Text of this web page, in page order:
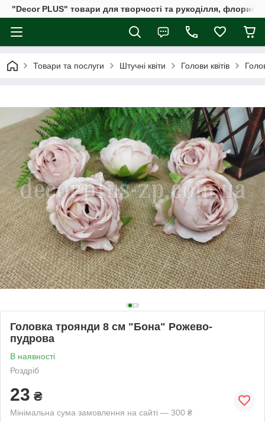
"Decor PLUS" товари для творчості та рукоділля,
Товари та послуги Штучні квіти Голови квітів
Головка троянди 8 см "Бона" Рожево-
пудрова
В наявності
Роздріб
23 ₴
Мінімальна сума замовлення на сайті — 300 ₴